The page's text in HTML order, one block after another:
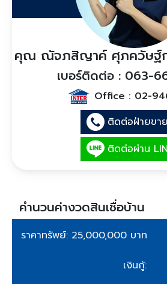
คุณ ณัจภสิญาค์ ศุภควัษฐ์
เบอร์ติดต่อ : 063-
Office : 02-
ติดต่อฝ่ายขาย
ติดต่อผ่าน
คำนวนค่างวดสินเชื่อบ้าน
ราคาทรัพย์: 25,000,000 บาท
เงินกู้: